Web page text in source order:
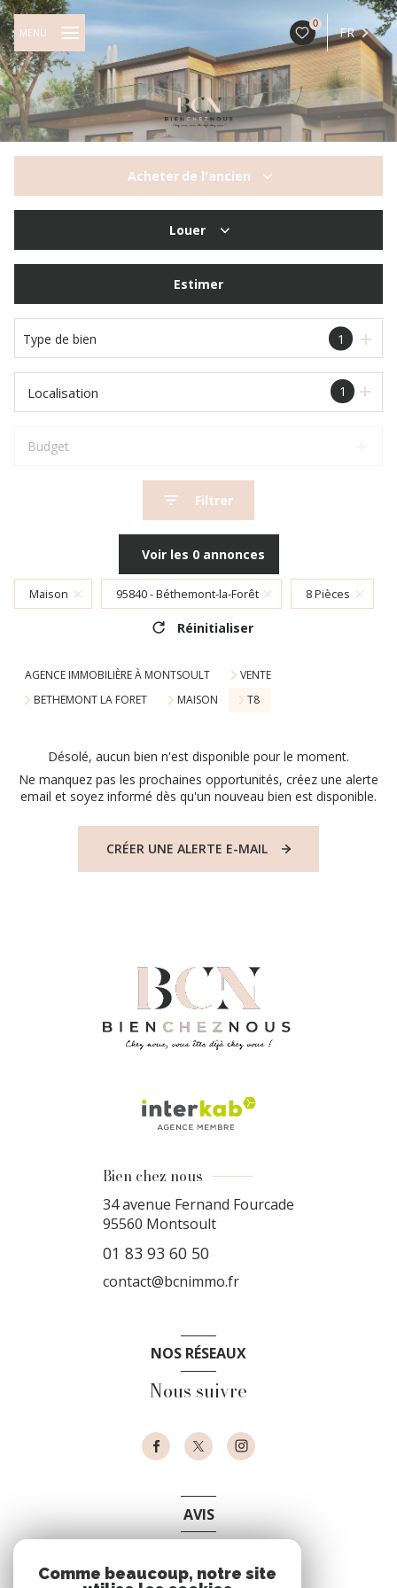
0
FR
MENU
Acheter de l'ancien
Louer
Estimer
Type de bien 1
1
Localisation
Budget
Filtrer
Voir les 0annonces
Maison 95840 - Béthemont-la-Forêt 8 Pièces
Réinitialiser
AGENCE IMMOBILIÈRE À MONTSOULT
VENTE
BETHEMONT LA FORET
MAISON T8
Désolé, aucun bien n'est disponible pour le moment.
Ne manquez pas les prochaines opportunités, créez une alerte
email et soyez informé dès qu'un nouveau bien est disponible.
CRÉER UNE ALERTE E-MAIL
Bien chez nous
34 avenue Fernand Fourcade
95560 Montsoult
01 83 93 60 50
contact@bcnimmo.fr
NOS RÉSEAUX
Nous suivre
AVIS
Comme beaucoup, notre site